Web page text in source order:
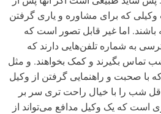
وکیلی که برای مشاوره و یاری گرفتن
باشند. اما غیر قابل تصور است که
به شماره تلفن‌هایی دارند که
تماس بگیرند و کمک بخواهند. و مثل
با صحبت و راهنمایی گرفتن از وکیل
شب را با خیال راحت تری سر بر
است که یک وکیل مدافع می‌تواند از